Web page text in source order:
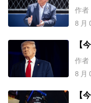
金
作者
8 月
【
上
作者
8 月
【